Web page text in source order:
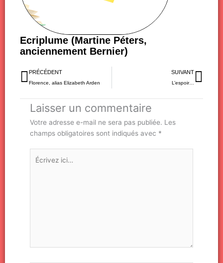
Ecriplume (Martine Péters,
anciennement Bernier)
Précédent
PRÉCÉDENT
Florence, alias Elizabeth Arden
SUIVANT
L’espoir…
Laisser un commentaire
Votre adresse e-mail ne sera pas publiée. Les
champs obligatoires sont indiqués avec *
Écrivez
ici…